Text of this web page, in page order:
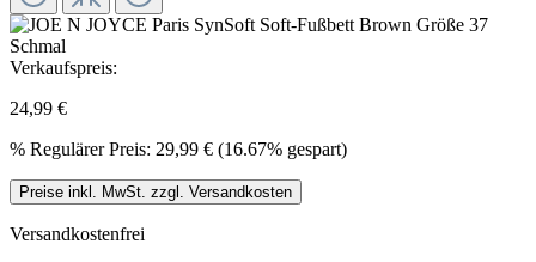
Verkaufspreis:
24,99 €
% Regulärer Preis: 29,99 € (16.67% gespart)
Preise inkl. MwSt. zzgl. Versandkosten
Versandkostenfrei